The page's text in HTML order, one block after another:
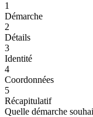
1
Démarche
2
Détails
3
Identité
4
Coordonnées
5
Récapitulatif
Quelle démarche